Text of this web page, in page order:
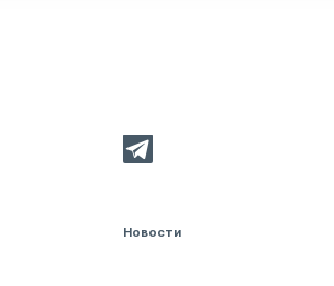
Новости